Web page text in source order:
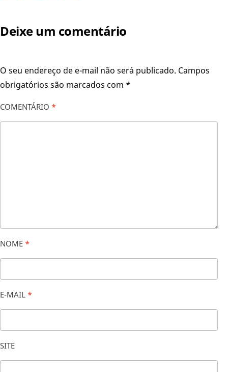
Deixe um comentário
O seu endereço de e-mail não será publicado. Campos
obrigatórios são marcados com *
COMENTÁRIO *
NOME *
E-MAIL *
SITE